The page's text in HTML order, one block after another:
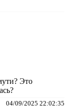
Это
04/09/2025 22:02:35